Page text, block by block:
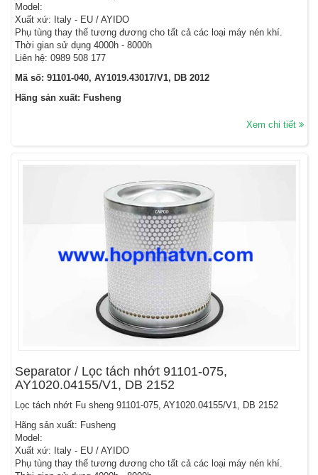
Model:
Xuất xứ: Italy - EU / AYIDO
Phụ tùng thay thế tương đương cho tất cả các loại máy nén khí.
Thời gian sử dụng 4000h - 8000h
Liên hệ: 0989 508 177
Mã số: 91101-040, AY1019.43017/V1, DB 2012
Hãng sản xuất: Fusheng
Xem chi tiết
Separator / Lọc tách nhớt 91101-075,
AY1020.04155/V1, DB 2152
Lọc tách nhớt Fu sheng 91101-075, AY1020.04155/V1, DB 2152
Hãng sản xuất: Fusheng
Model:
Xuất xứ: Italy - EU / AYIDO
Phụ tùng thay thế tương đương cho tất cả các loại máy nén khí.